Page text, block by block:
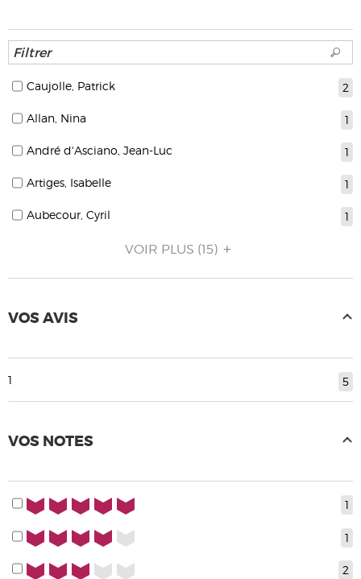
2
Caujolle, Patrick
1
Allan, Nina
1
André d'Asciano, Jean-Luc
1
Artiges, Isabelle
1
Aubecour, Cyril
VOIR PLUS (15)
VOS AVIS
5
1
VOS NOTES
1
5/5
1
4/5
2
3/5